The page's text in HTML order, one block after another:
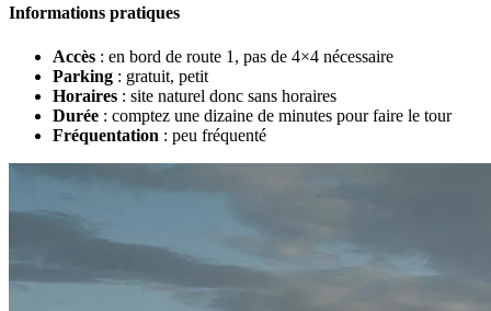
Informations pratiques
Accès : en bord de route 1, pas de 4×4 nécessaire
Parking : gratuit, petit
Horaires : site naturel donc sans horaires
Durée : comptez une dizaine de minutes pour faire le tour
Fréquentation : peu fréquenté